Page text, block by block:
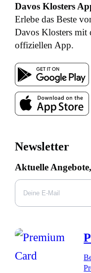
Davos Klosters
Erlebe das Beste
Davos Klosters mit
offiziellen App.
Newsletter
Aktuelle